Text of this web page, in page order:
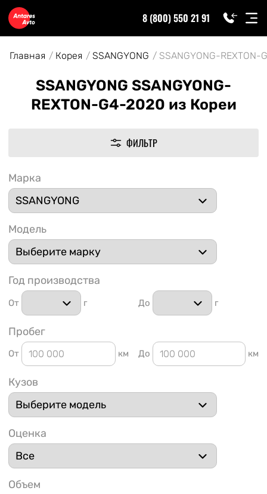
8 (800) 550 21 91
Главная Корея SSANGYONG SSANGYONG-REXTON-
SSANGYONG SSANGYONG-
REXTON-G4-2020 из Кореи
ФИЛЬТР
Марка
Модель
Год производства
От г До г
Пробег
От км До км
Кузов
Оценка
Объем